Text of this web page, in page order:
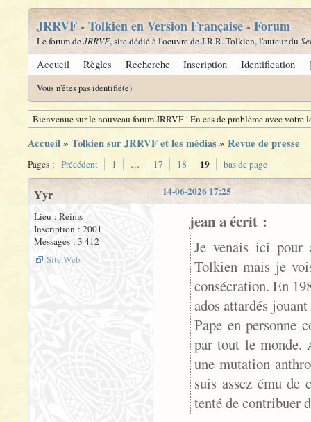
JRRVF - Tolkien en Version Française - Forum
Le forum deJRRVF, site dédié à l'oeuvre de J.R.R. Tolkien, l'auteur du
Accueil Règles Recherche Inscription Identification
Vous n'êtes pas identifié(e).
Bienvenue sur le nouveau forum JRRVF ! En cas de problème avec
Accueil» Tolkien sur JRRVF et les médias» Revue de presse
Pages : Précédent 1 … 17 18 19 bas de page
14-06-2026 17:25
Yyr
Lieu : Reims
Inscription : 2001
Messages : 3 412
Site Web
jean a écrit :
Je venais ici pour
Tolkien mais je
consécration. En
ados attardés
Pape en personne
par tout le monde.
une mutation
suis assez ému
tenté de contribuer